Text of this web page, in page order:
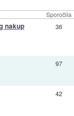
Sporočila
nakup 36
97
42